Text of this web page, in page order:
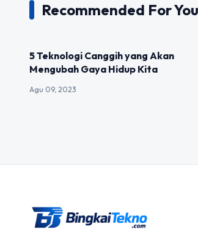
Recommended For You
5 Teknologi Canggih yang Akan
Mengubah Gaya Hidup Kita
Agu 09, 2023